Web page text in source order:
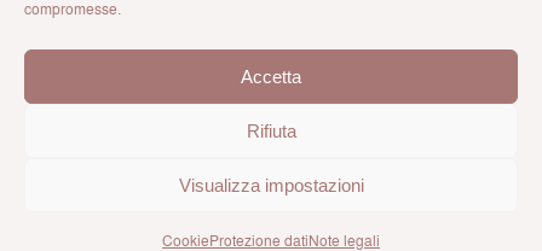
compromesse.
Accetta
Rifiuta
Visualizza impostazioni
CookieProtezione datiNote legali
© 2026 Südtirol Climbing ASGmbH